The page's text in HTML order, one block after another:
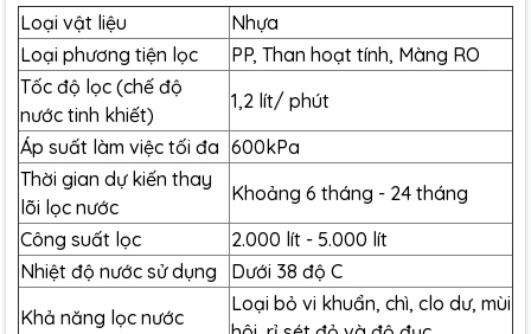
dây ống để khóa van nước.
Bước 1: Mở nấc bên trên thân máy để tiến
hành thay lõi lọc
Bước 2: Kéo tay cầm để lấy lõi lọc hết hạn ra
khỏi máy
Bước 3: Lắp lõi lọc mới vào đúng vị trí. Đóng
nắp máy sau khi hoàn thành thay lõi lọc
Bước 4: Đặt lại tuổi thọ lõi lọc
Kết nối lại nguồn điện
Đặt lại lõi lọc bằng cách ấn và giữ
trong 3 giây và chờ đèn chỉ báo
Loại vật liệu
Nhựa
Loại phương tiện lọc
PP, Than hoạt tính, Màng RO
Tốc độ lọc (chế độ
nước tinh khiết)
1,2 lít/ phút
Áp suất làm việc tối đa 600kPa
Thời gian dự kiến ​​thay
lõi lọc nước
Khoảng 6 tháng - 24 tháng
Công suất lọc
2.000 lít - 5.000 lít
Nhiệt độ nước sử dụng
Dưới 38 độ C
Khả năng lọc nước
Loại bỏ vi khuẩn, chì, clo dư, mùi